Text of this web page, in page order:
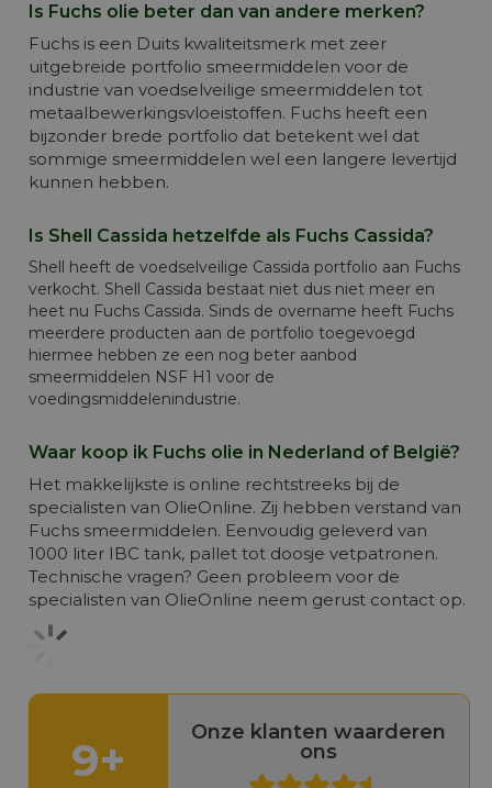
Is Fuchs olie beter dan van andere merken?
Fuchs is een Duits kwaliteitsmerk met zeer
uitgebreide portfolio smeermiddelen voor de
industrie van voedselveilige smeermiddelen tot
metaalbewerkingsvloeistoffen. Fuchs heeft een
bijzonder brede portfolio dat betekent wel dat
sommige smeermiddelen wel een langere levertijd
kunnen hebben.
Is Shell Cassida hetzelfde als Fuchs Cassida?
Shell heeft de voedselveilige Cassida portfolio aan Fuchs
verkocht. Shell Cassida bestaat niet dus niet meer en
heet nu Fuchs Cassida. Sinds de overname heeft Fuchs
meerdere producten aan de portfolio toegevoegd
hiermee hebben ze een nog beter aanbod
smeermiddelen NSF H1 voor de
voedingsmiddelenindustrie.
Waar koop ik Fuchs olie in Nederland of België?
Het makkelijkste is online rechtstreeks bij de
specialisten van OlieOnline. Zij hebben verstand van
Fuchs smeermiddelen. Eenvoudig geleverd van
1000 liter IBC tank, pallet tot doosje vetpatronen.
Technische vragen? Geen probleem voor de
specialisten van OlieOnline neem gerust contact op.
9+
Onze klanten waarderen
ons